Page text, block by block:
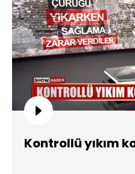
Kontrollü yıkım